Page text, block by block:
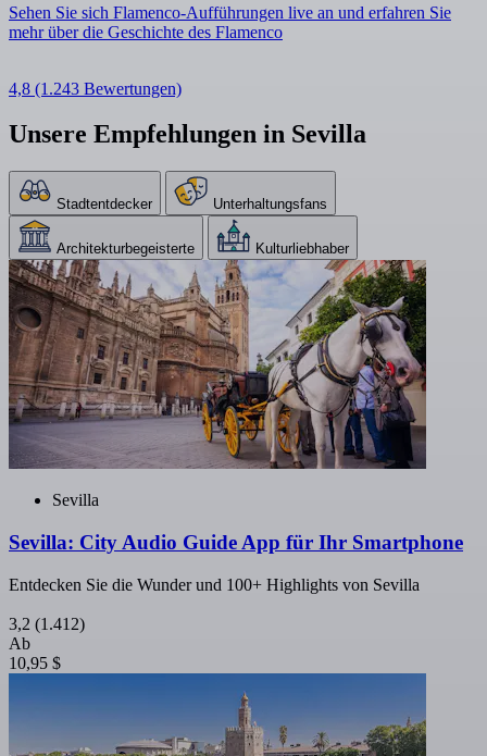
Sehen Sie sich Flamenco-Aufführungen live an und erfahren Sie
mehr über die Geschichte des Flamenco
4,8 (1.243 Bewertungen)
Unsere Empfehlungen in Sevilla
Stadtentdecker Unterhaltungsfans
Architekturbegeisterte Kulturliebhaber
Sevilla
Sevilla: City Audio Guide App für Ihr Smartphone
Entdecken Sie die Wunder und 100+ Highlights von Sevilla
3,2 (1.412)
Ab
10,95 $